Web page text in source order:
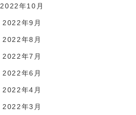
2022年10月
2022年9月
2022年8月
2022年7月
2022年6月
2022年4月
2022年3月